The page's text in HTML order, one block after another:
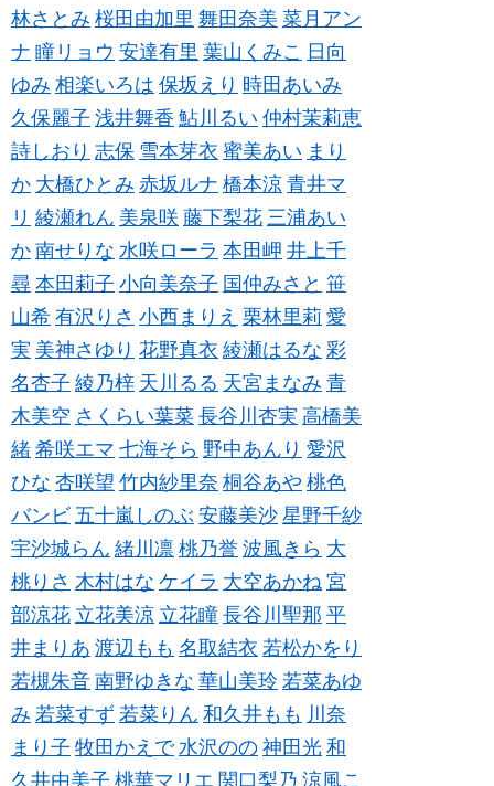
林さとみ 桜田由加里 舞田奈美 菜月アン
ナ 瞳リョウ 安達有里 葉山くみこ 日向
ゆみ 相楽いろは 保坂えり 時田あいみ
久保麗子 浅井舞香 鮎川るい 仲村茉莉恵
詩しおり 志保 雪本芽衣 蜜美あい まり
か 大橋ひとみ 赤坂ルナ 橋本涼 青井マ
リ 綾瀬れん 美泉咲 藤下梨花 三浦あい
か 南せりな 水咲ローラ 本田岬 井上千
尋 本田莉子 小向美奈子 国仲みさと 笹
山希 有沢りさ 小西まりえ 栗林里莉 愛
実 美神さゆり 花野真衣 綾瀬はるな 彩
名杏子 綾乃梓 天川るる 天宮まなみ 青
木美空 さくらい葉菜 長谷川杏実 高橋美
緒 希咲エマ 七海そら 野中あんり 愛沢
ひな 杏咲望 竹内紗里奈 桐谷あや 桃色
バンビ 五十嵐しのぶ 安藤美沙 星野千紗
宇沙城らん 緒川凛 桃乃誉 波風きら 大
桃りさ 木村はな ケイラ 大空あかね 宮
部涼花 立花美涼 立花瞳 長谷川聖那 平
井まりあ 渡辺もも 名取結衣 若松かをり
若槻朱音 南野ゆきな 華山美玲 若菜あゆ
み 若菜すず 若菜りん 和久井もも 川奈
まり子 牧田かえで 水沢のの 神田光 和
久井由美子 桃華マリエ 関口梨乃 涼風こ